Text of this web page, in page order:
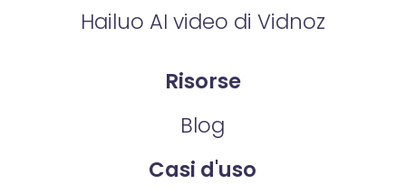
Hailuo AI video di Vidnoz
Risorse
Blog
Casi d'uso